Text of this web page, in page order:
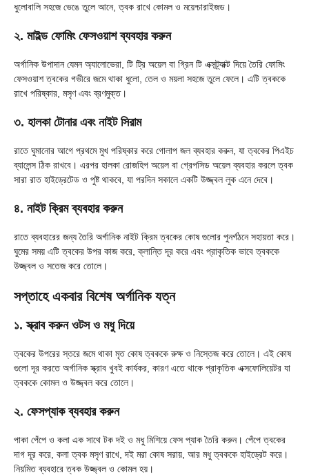
ধুলোবালি সহজে ভেঙে তুলে আনে, ত্বক রাখে কোমল ও ময়েশ্চারাইজড।
২. মাইল্ড ফোমিং ফেসওয়াশ ব্যবহার করুন
অর্গানিক উপাদান যেমন অ্যালোভেরা, টি ট্রি অয়েল বা গ্রিন টি এক্সট্র্যাক্ট দিয়ে তৈরি ফোমিং
ফেসওয়াশ ত্বকের গভীরে জমে থাকা ধুলো, তেল ও ময়লা সহজে তুলে ফেলে। এটি ত্বককে
রাখে পরিষ্কার, মসৃণ এবং ব্রণমুক্ত।
৩. হালকা টোনার এবং নাইট সিরাম
রাতে ঘুমানোর আগে প্রথমে মুখ পরিষ্কার করে গোলাপ জল ব্যবহার করুন, যা ত্বকের পিএইচ
ব্যালেন্স ঠিক রাখবে। এরপর হালকা রোজহিপ অয়েল বা গ্রেপসিড অয়েল ব্যবহার করলে ত্বক
সারা রাত হাইড্রেটেড ও পুষ্ট থাকবে, যা পরদিন সকালে একটি উজ্জ্বল লুক এনে দেবে।
৪. নাইট ক্রিম ব্যবহার করুন
রাতে ব্যবহারের জন্য তৈরি অর্গানিক নাইট ক্রিম ত্বকের কোষ গুলোর পুনর্গঠনে সহায়তা করে।
ঘুমের সময় এটি ত্বকের উপর কাজ করে, ক্লান্তি দূর করে এবং প্রাকৃতিক ভাবে ত্বককে
উজ্জ্বল ও সতেজ করে তোলে।
সপ্তাহে একবার বিশেষ অর্গানিক যত্ন
১. স্ক্রাব করুন ওটস ও মধু দিয়ে
ত্বকের উপরের স্তরে জমে থাকা মৃত কোষ ত্বককে রুক্ষ ও নিস্তেজ করে তোলে। এই কোষ
গুলো দূর করতে অর্গানিক স্ক্রাব খুবই কার্যকর, কারণ এতে থাকে প্রাকৃতিক এক্সফোলিয়েটর যা
ত্বককে কোমল ও উজ্জ্বল করে তোলে।
২. ফেসপ্যাক ব্যবহার করুন
পাকা পেঁপে ও কলা এক সাথে টক দই ও মধু মিশিয়ে ফেস প্যাক তৈরি করুন। পেঁপে ত্বকের
দাগ দূর করে, কলা ত্বক মসৃণ রাখে, দই মরা কোষ সরায়, আর মধু ত্বককে হাইড্রেট করে।
নিয়মিত ব্যবহারে ত্বক উজ্জ্বল ও কোমল হয়।